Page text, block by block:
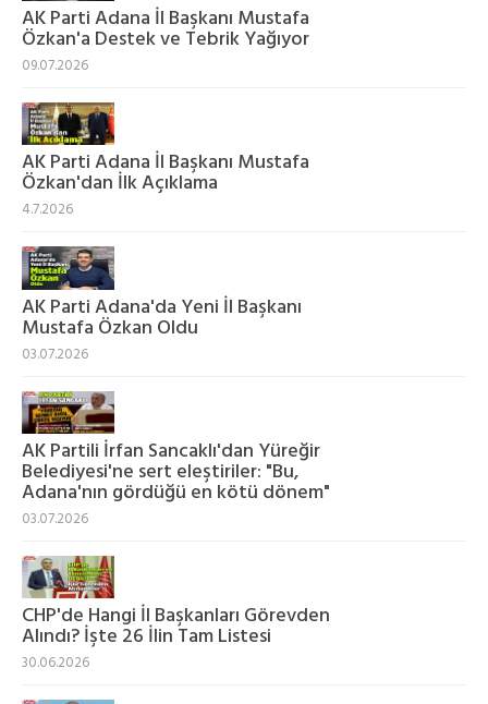
AK Parti Adana İl Başkanı Mustafa
Özkan'a Destek ve Tebrik Yağıyor
09.07.2026
AK Parti Adana İl Başkanı Mustafa
Özkan'dan İlk Açıklama
4.7.2026
AK Parti Adana'da Yeni İl Başkanı
Mustafa Özkan Oldu
03.07.2026
AK Partili İrfan Sancaklı'dan Yüreğir
Belediyesi'ne sert eleştiriler: "Bu,
Adana'nın gördüğü en kötü dönem"
03.07.2026
CHP'de Hangi İl Başkanları Görevden
Alındı? İşte 26 İlin Tam Listesi
30.06.2026